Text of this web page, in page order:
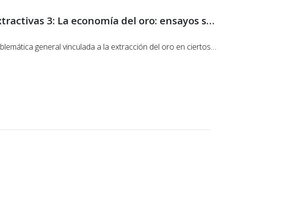
Reporte anual de industrias extractivas 3: La economía del oro: ensayos sobre la explotación en Sudamérica • 2015
general vinculada a la extracción del oro en ciertos